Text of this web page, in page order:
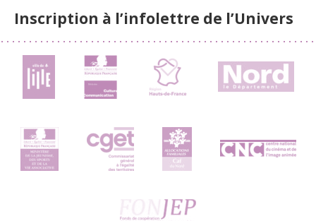
Inscription à l’infolettre de l’Univers